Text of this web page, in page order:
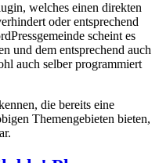
welches einen direkten
oder entsprechend
scheint es
und dem entsprechend auch
auch selber programmiert
die bereits eine
Themengebieten bieten,